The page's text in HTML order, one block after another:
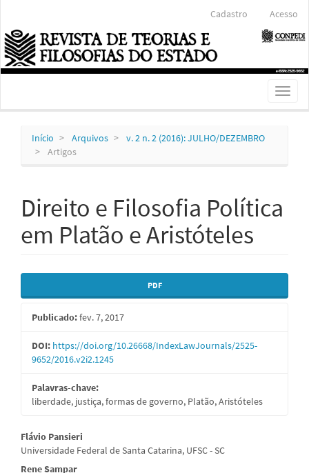
Conteúdo
principal
Barra
Lateral
Cadastro Acesso
Toggle
Início Arquivos
v. 2 n. 2 (2016): JULHO/DEZEMBRO
Artigos
Direito e Filosofia Política
em Platão e Aristóteles
Barra
lateral
de
artigos
PDF
Publicado:fev. 7, 2017
DOI: https://doi.org/10.26668/IndexLawJournals/2525-
9652/2016.v2i2.1245
Palavras-chave:
liberdade, justiça, formas de governo, Platão, Aristóteles
Conteúdo
do
Flávio Pansieri
Universidade Federal de Santa Catarina, UFSC - SC
Rene Sampar